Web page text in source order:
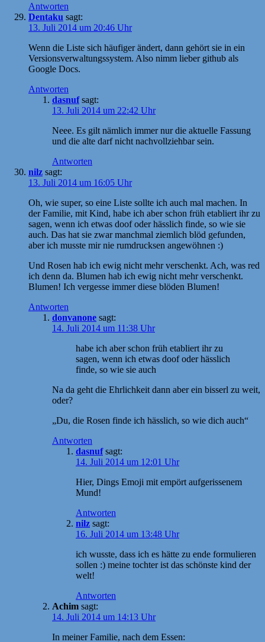
Antworten
Dentaku sagt:
13. Juli 2014 um 20:46 Uhr
Wenn die Liste sich häufiger ändert, dann gehört sie in ein
Versionsverwaltungssystem. Also nimm lieber github als
Google Docs.
Antworten
dasnuf sagt:
13. Juli 2014 um 22:42 Uhr
Neee. Es gilt nämlich immer nur die aktuelle Fassung
und die alte darf nicht nachvollziehbar sein.
Antworten
nilz sagt:
13. Juli 2014 um 16:05 Uhr
Oh, wie super, so eine Liste sollte ich auch mal machen. In
der Familie, mit Kind, habe ich aber schon früh etabliert ihr zu
sagen, wenn ich etwas doof oder hässlich finde, so wie sie
auch. Das hat sie zwar manchmal ziemlich blöd gefunden,
aber ich musste mir nie rumdrucksen angewöhnen :)
Und Rosen hab ich ewig nicht mehr verschenkt. Ach, was red
ich denn da. Blumen hab ich ewig nicht mehr verschenkt.
Blumen! Ich vergesse immer diese blöden Blumen!
Antworten
donvanone sagt:
14. Juli 2014 um 11:38 Uhr
habe ich aber schon früh etabliert ihr zu
sagen, wenn ich etwas doof oder hässlich
finde, so wie sie auch
Na da geht die Ehrlichkeit dann aber ein bisserl zu weit,
oder?
„Du, die Rosen finde ich hässlich, so wie dich auch“
Antworten
dasnuf sagt:
14. Juli 2014 um 12:01 Uhr
Hier, Dings Emoji mit empört aufgerissenem
Mund!
Antworten
nilz sagt:
16. Juli 2014 um 13:48 Uhr
ich wusste, dass ich es hätte zu ende formulieren
sollen :) meine tochter ist das schönste kind der
welt!
Antworten
Achim sagt:
14. Juli 2014 um 14:13 Uhr
In meiner Familie, nach dem Essen: